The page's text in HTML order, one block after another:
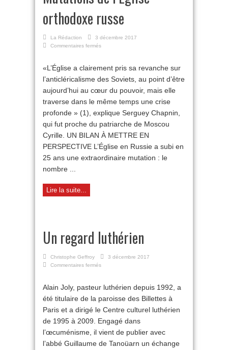
orthodoxe russe
La Rédaction
3 décembre 2017
Commentaires fermés
l’Eglise
orthodoxe
«L’Église a clairement pris sa revanche sur
l’anticléricalisme des Soviets, au point d’être
aujourd’hui au cœur du pouvoir, mais elle
traverse dans le même temps une crise
profonde » (1), explique Serguey Chapnin,
qui fut proche du patriarche de Moscou
Cyrille. UN BILAN À METTRE EN
PERSPECTIVE L’Église en Russie a subi en
25 ans une extraordinaire mutation : le
nombre ...
Lire la suite...
Un regard luthérien
Christophe Geffroy
3 décembre 2017
Commentaires fermés
luthérien
Alain Joly, pasteur luthérien depuis 1992, a
été titulaire de la paroisse des Billettes à
Paris et a dirigé le Centre culturel luthérien
de 1995 à 2009. Engagé dans
l’œcuménisme, il vient de publier avec
l’abbé Guillaume de Tanoüarn un échange